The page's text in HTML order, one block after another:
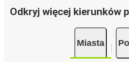
Odkryj więcej kierunków
Miasta